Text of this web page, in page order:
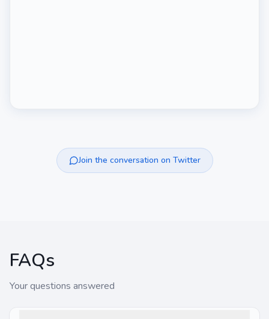
Join the conversation on Twitter
FAQs
Your questions answered